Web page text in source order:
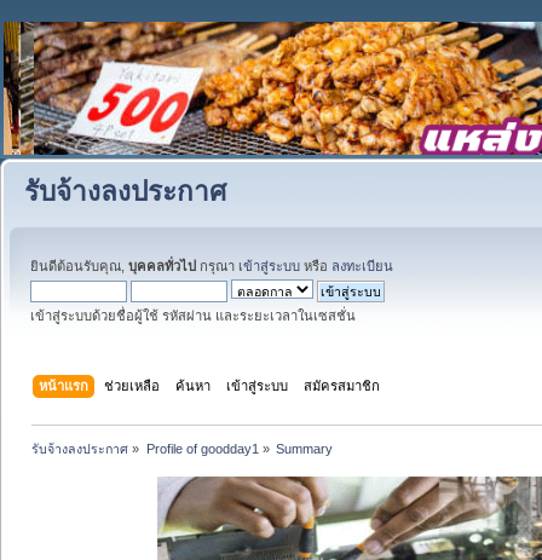
รับจ้างลงประกาศ
ยินดีต้อนรับคุณ, บุคคลทั่วไป กรุณา เข้าสู่ระบบ หรือ ลงทะเบียน
เข้าสู่ระบบด้วยชื่อผู้ใช้ รหัสผ่าน และระยะเวลาในเซสชั่น
หน้าแรก ช่วยเหลือ ค้นหา เข้าสู่ระบบ สมัครสมาชิก
รับจ้างลงประกาศ » Profile of goodday1 » Summary